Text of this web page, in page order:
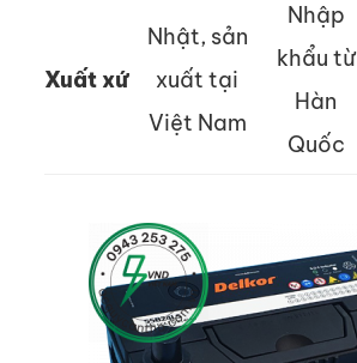
Xuất xứ
Nhật, sản
xuất tại
Việt Nam
Nhập
khẩu từ
Hàn
Quốc